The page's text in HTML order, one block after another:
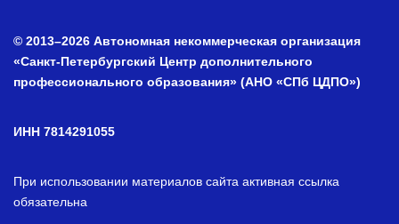
© 2013–2026 Автономная некоммерческая организация
«Санкт-Петербургский Центр дополнительного
профессионального образования» (АНО «СПб ЦДПО»)
ИНН 7814291055
При использовании материалов сайта активная ссылка
обязательна